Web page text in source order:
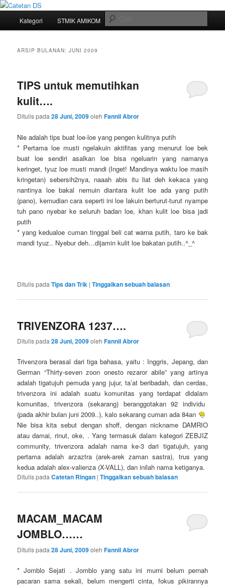
Catetan DS
Mari bermimpi dan ciptakan kehendak
Langsung
utama
Langsung
sekunder
Kategori STMIK AMIKOM Tukar Link
ARSIP BULANAN:JUNI 2009
TIPS untuk memutihkan
kulit….
Ditulis pada28 Juni, 2009olehFannil Abror
Nie adalah tips buat loe-loe yang pengen kulitnya putih
* Pertama loe musti ngelakuin aktifitas yang menurut loe bek
buat loe sendiri asalkan loe bisa ngeluarin yang namanya
keringet, tyuz loe musti mandi(Inget! Mandinya waktu loe masih
kringetan) sebersih2nya, naaah abis itu liat deh kekaca yang
nantinya loe bakal nemuin diantara kulit loe ada yang putih
(pano), kemudian cara seperti ini loe lakuin berturut-turut nyampe
tuh pano nyebar ke seluruh badan loe, khan kulit loe bisa jadi
putih
* yang kedualoe cuman tinggal beli cat warna putih, taro ke bak
mandi tyuz.. Nyebur deh…dijamin kulit loe bakatan putih..^_^
Ditulis pada Tips dan Trik |Tinggalkan sebuah balasan
TRIVENZORA 1237….
Ditulis pada28 Juni, 2009olehFannil Abror
Trivenzora berasal dari tiga bahasa, yaitu : Inggris, Jepang, dan
German “Thirty-seven zoon onesto rezaror abile” yang artinya
adalah tigatujuh pemuda yang jujur, ta’at beribadah, dan cerdas,
trivenzora ini adalah suatu komunitas yang terdapat didalam
komunitas, trivenzora (sekarang) beranggotakan 92 individu
(pada akhir bulan juni 2009..), kalo sekarang cuman ada 84an
Nie bisa kita sebut dengan shoff, dengan nickname DAMRIO
atau damai, rinut, oke, . Yang termasuk dalam kategori ZEBJIZ
community, trivenzora adalah nama ke-3 dari tigatujuh, yang
pertama adalah arzaztra (arek-arek zaman sastra), trus yang
kedua adalah alex-valienza (X-VALL), dan inilah nama ketiganya.
Ditulis pada Catetan Ringan |Tinggalkan sebuah balasan
MACAM_MACAM
JOMBLO……
Ditulis pada28 Juni, 2009olehFannil Abror
* Jomblo Sejati . Jomblo yang satu ini murni belum pernah
pacaran sama sekali, belum mengerti cinta, fokus pikirannya